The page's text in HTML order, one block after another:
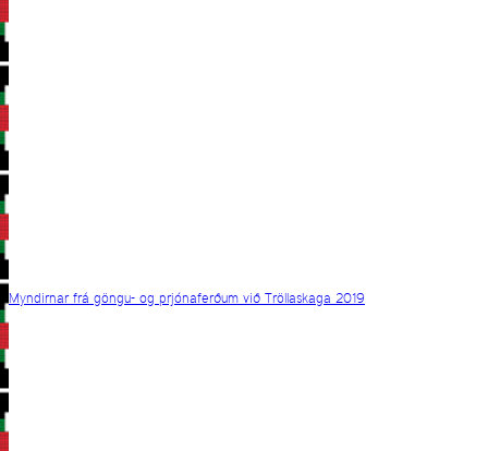
Myndirnar frá göngu- og prjónaferðum við Tröllaskaga 2019